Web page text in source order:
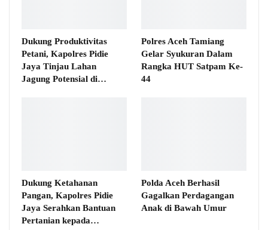
Dukung Produktivitas
Petani, Kapolres Pidie
Jaya Tinjau Lahan
Jagung Potensial di…
Polres Aceh Tamiang
Gelar Syukuran Dalam
Rangka HUT Satpam Ke-
44
Dukung Ketahanan
Pangan, Kapolres Pidie
Jaya Serahkan Bantuan
Pertanian kepada…
Polda Aceh Berhasil
Gagalkan Perdagangan
Anak di Bawah Umur